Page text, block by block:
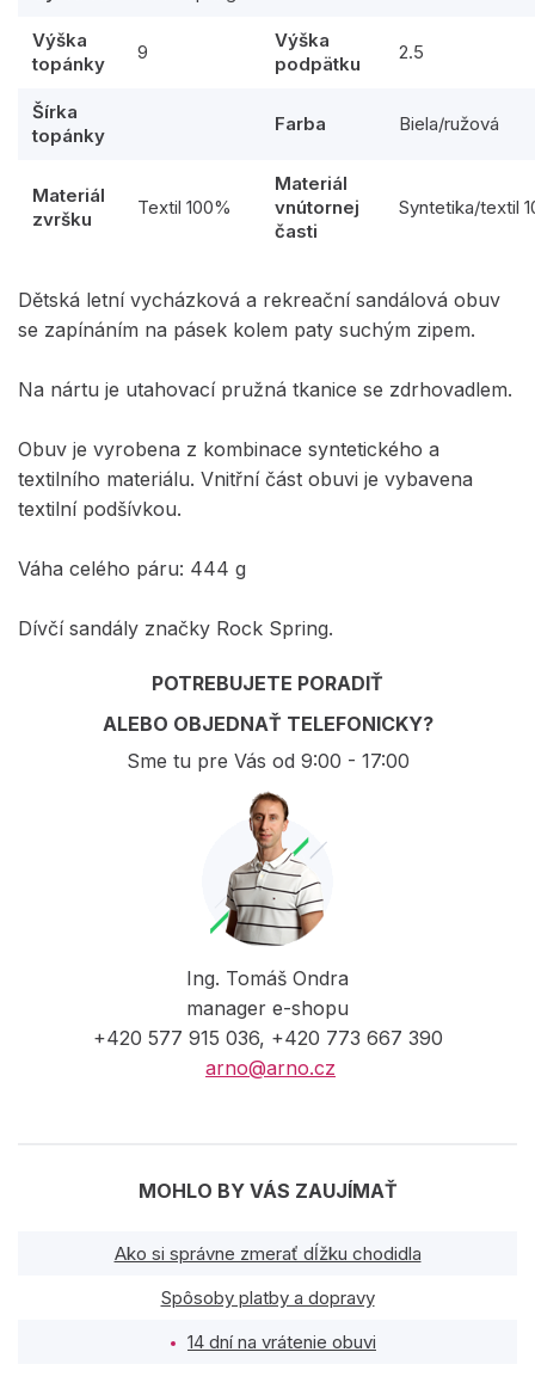
Výška
topánky
9
Výška
podpätku
2.5
Šírka
topánky
Farba Biela/ružová
Materiál
zvršku
Textil 100%
Materiál
vnútornej
časti
Syntetika/textil
Dětská letní vycházková a rekreační sandálová obuv
se zapínáním na pásek kolem paty suchým zipem.
Na nártu je utahovací pružná tkanice se zdrhovadlem.
Obuv je vyrobena z kombinace syntetického a
textilního materiálu. Vnitřní část obuvi je vybavena
textilní podšívkou.
Váha celého páru: 444 g
Dívčí sandály značky Rock Spring.
POTREBUJETE PORADIŤ
ALEBO OBJEDNAŤ TELEFONICKY?
Sme tu pre Vás od 9:00 - 17:00
Ing. Tomáš Ondra
manager e-shopu
+420 577 915 036, +420 773 667 390
arno@arno.cz
MOHLO BY VÁS ZAUJÍMAŤ
Ako si správne zmerať dĺžku chodidla
Spôsoby platby a dopravy
14 dní na vrátenie obuvi